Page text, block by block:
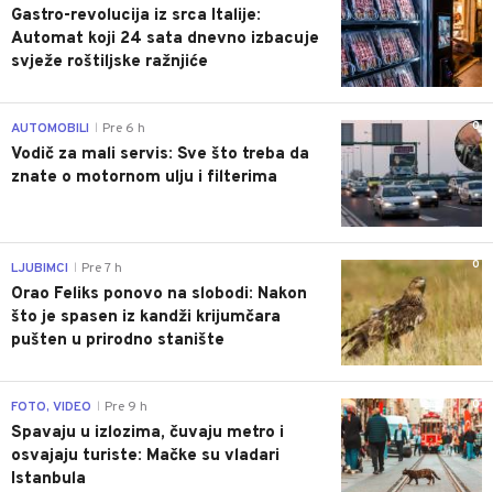
Gastro-revolucija iz srca Italije:
Automat koji 24 sata dnevno izbacuje
svježe roštiljske ražnjiće
0
AUTOMOBILI Pre 6 h
Vodič za mali servis: Sve što treba da
znate o motornom ulju i filterima
0
LJUBIMCI Pre 7 h
Orao Feliks ponovo na slobodi: Nakon
što je spasen iz kandži krijumčara
pušten u prirodno stanište
0
FOTO, VIDEO Pre 9 h
Spavaju u izlozima, čuvaju metro i
osvajaju turiste: Mačke su vladari
Istanbula